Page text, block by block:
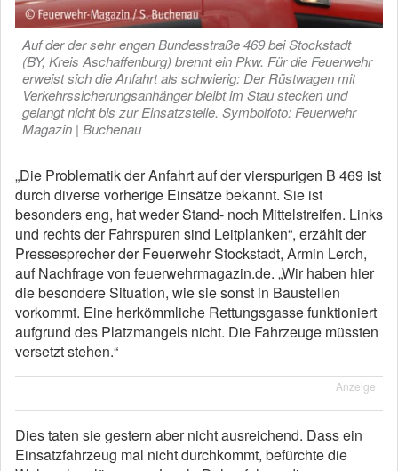
Auf der der sehr engen Bundesstraße 469 bei Stockstadt
(BY, Kreis Aschaffenburg) brennt ein Pkw. Für die Feuerwehr
erweist sich die Anfahrt als schwierig: Der Rüstwagen mit
Verkehrssicherungsanhänger bleibt im Stau stecken und
gelangt nicht bis zur Einsatzstelle. Symbolfoto: Feuerwehr
Magazin | Buchenau
„Die Problematik der Anfahrt auf der vierspurigen B 469 ist
durch diverse vorherige Einsätze bekannt. Sie ist
besonders eng, hat weder Stand- noch Mittelstreifen. Links
und rechts der Fahrspuren sind Leitplanken“, erzählt der
Pressesprecher der Feuerwehr Stockstadt, Armin Lerch,
auf Nachfrage von feuerwehrmagazin.de. „Wir haben hier
die besondere Situation, wie sie sonst in Baustellen
vorkommt. Eine herkömmliche Rettungsgasse funktioniert
aufgrund des Platzmangels nicht. Die Fahrzeuge müssten
versetzt stehen.“
Anzeige
Dies taten sie gestern aber nicht ausreichend. Dass ein
Einsatzfahrzeug mal nicht durchkommt, befürchte die